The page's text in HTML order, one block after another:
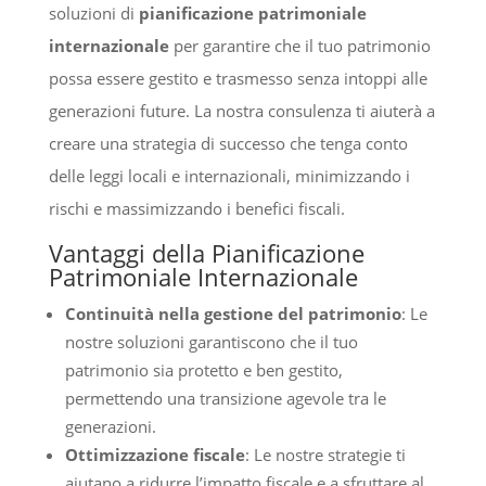
soluzioni di pianificazione patrimoniale
internazionaleper garantire che il tuo patrimonio
possa essere gestito e trasmesso senza intoppi alle
generazioni future. La nostra consulenza ti aiuterà a
creare una strategia di successo che tenga conto
delle leggi locali e internazionali, minimizzando i
rischi e massimizzando i benefici fiscali.
Vantaggi della Pianificazione
Patrimoniale Internazionale
Continuità nella gestione del patrimonio: Le
nostre soluzioni garantiscono che il tuo
patrimonio sia protetto e ben gestito,
permettendo una transizione agevole tra le
generazioni.
Ottimizzazione fiscale: Le nostre strategie ti